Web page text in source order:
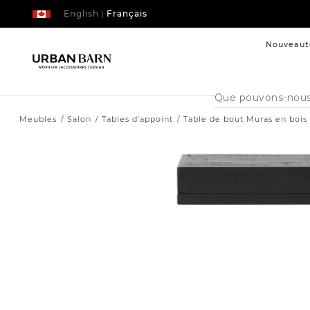
| Français
English
Cataloque
de
Meubles Salon Tables d'appoint Table de bout Muras en